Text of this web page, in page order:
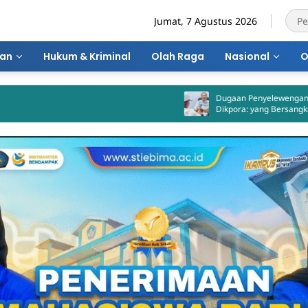
Jumat, 7 Agustus 2026
Hukum & Kriminal Olah Raga Nasional
Dugaan Penyelewengan PAD GSB,
Dikpora: yang Bersangkutan Akui
Perbuatannya dan Siap